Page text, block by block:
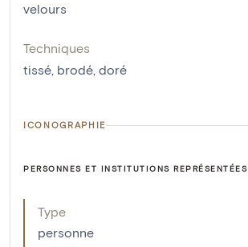
velours
Techniques
tissé, brodé, doré
ICONOGRAPHIE
PERSONNES ET INSTITUTIONS REPRÉSENTÉES
Type
personne